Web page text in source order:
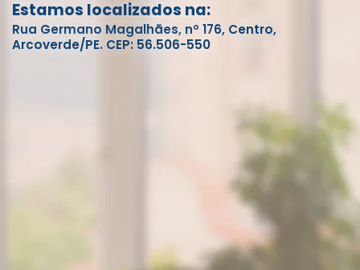
Estamos localizados na:
Rua Germano Magalhães, nº 176, Centro,
Arcoverde/PE. CEP: 56.506-550